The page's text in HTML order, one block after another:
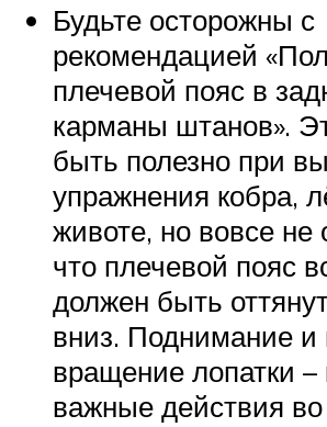
Будьте осторожны с
рекомендацией
плечевой пояс в
карманы штанов».
быть полезно при
упражнения кобра,
животе, но вовсе не
что плечевой пояс
должен быть
вниз. Поднимание и
вращение лопатки –
важные действия